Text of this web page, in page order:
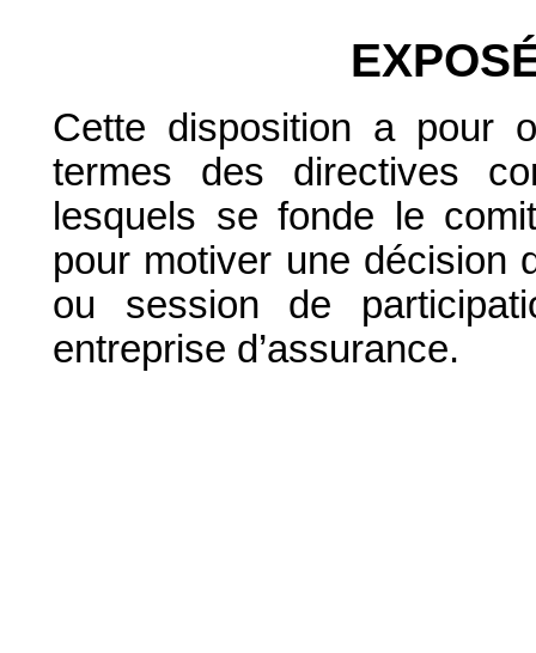
Cette disposition a pour
termes des directives
lesquels se fonde le
pour motiver une décision
ou session de
entreprise d’assurance.